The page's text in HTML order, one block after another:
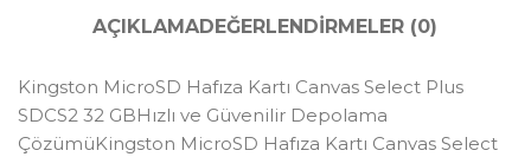
AÇIKLAMADEĞERLENDIRMELER (0)
Kingston MicroSD Hafıza Kartı Canvas Select Plus
SDCS2 32 GBHızlı ve Güvenilir Depolama
ÇözümüKingston MicroSD Hafıza Kartı Canvas Select